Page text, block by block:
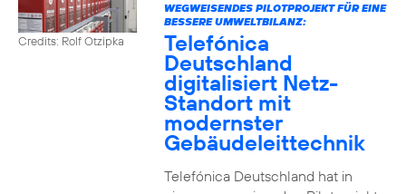
Credits: Rolf Otzipka
WEGWEISENDES PILOTPROJEKT FÜR EINE
BESSERE UMWELTBILANZ:
Telefónica
Deutschland
digitalisiert Netz-
Standort mit
modernster
Gebäudeleittechnik
Telefónica Deutschland hat in